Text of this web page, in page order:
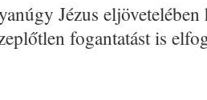
Jézus eljövetelében
fogantatást is